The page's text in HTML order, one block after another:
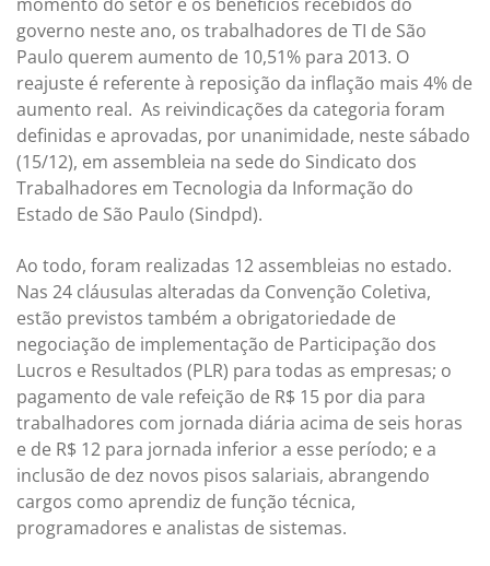
governo neste ano, os trabalhadores de TI de São
Paulo querem aumento de 10,51% para 2013. O
reajuste é referente à reposição da inflação mais 4% de
aumento real. As reivindicações da categoria foram
definidas e aprovadas, por unanimidade, neste sábado
(15/12), em assembleia na sede do Sindicato dos
Trabalhadores em Tecnologia da Informação do
Estado de São Paulo (Sindpd).
Ao todo, foram realizadas 12 assembleias no estado.
Nas 24 cláusulas alteradas da Convenção Coletiva,
estão previstos também a obrigatoriedade de
negociação de implementação de Participação dos
Lucros e Resultados (PLR) para todas as empresas; o
pagamento de vale refeição de R$ 15 por dia para
trabalhadores com jornada diária acima de seis horas
e de R$ 12 para jornada inferior a esse período; e a
inclusão de dez novos pisos salariais, abrangendo
cargos como aprendiz de função técnica,
programadores e analistas de sistemas.